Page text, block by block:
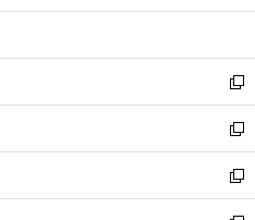
開
ウ
開
く
ン
ウ
で
開
く
ウ
ン
ド
ウ
で
開
く
新
し
い
ウ
ィ
ン
新
し
い
ウ
新
し